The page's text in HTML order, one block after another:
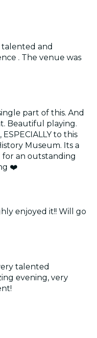
and
. The venue was
part of this. And
Beautiful playing.
to this
Museum. Its a
for an outstanding
❤️
enjoyed it!! Will go
talented
evening, very